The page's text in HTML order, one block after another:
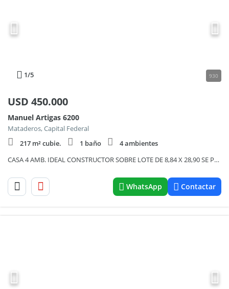
1/5 930
USD 450.000
Manuel Artigas 6200
Mataderos, Capital Federal
217 m² cubie.
1 baño
4 ambientes
CASA 4 AMB. IDEAL CONSTRUCTOR SOBRE LOTE DE 8,84 X 28,90 SE PUEDE CONSTRUIR 8 PISOS
WhatsApp Contactar